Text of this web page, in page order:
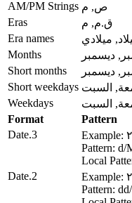
AM/PM Strings ص, م
Eras
ق.م, م
Era names
ميلادي
Months
ديسمبر
Short months
ديسمبر
Short weekdays السبت
Weekdays
السبت
Format
Pattern
Date.3
Date.2